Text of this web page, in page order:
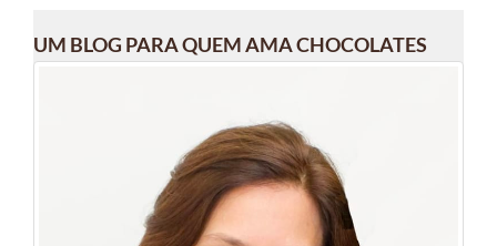
UM BLOG PARA QUEM AMA CHOCOLATES